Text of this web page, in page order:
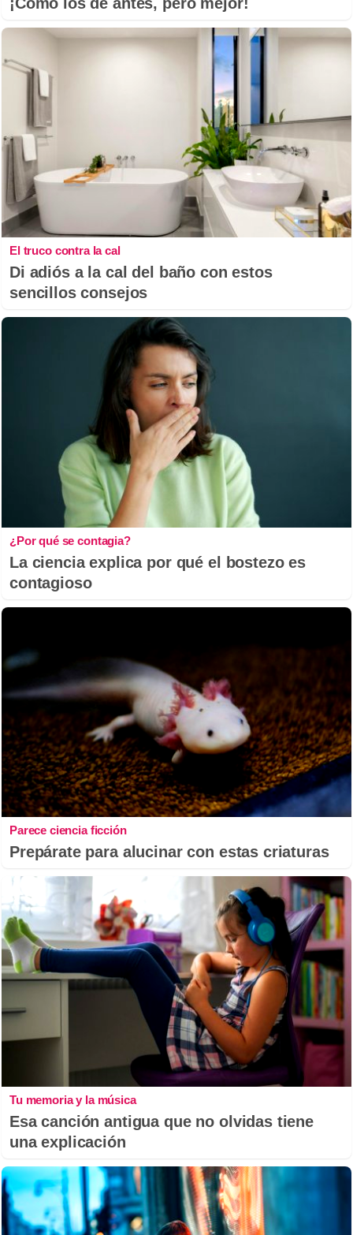
El truco contra la cal
Di adiós a la cal del baño con estos
sencillos consejos
¿Por qué se contagia?
La ciencia explica por qué el bostezo es
contagioso
Parece ciencia ficción
Prepárate para alucinar con estas criaturas
Tu memoria y la música
Esa canción antigua que no olvidas tiene
una explicación